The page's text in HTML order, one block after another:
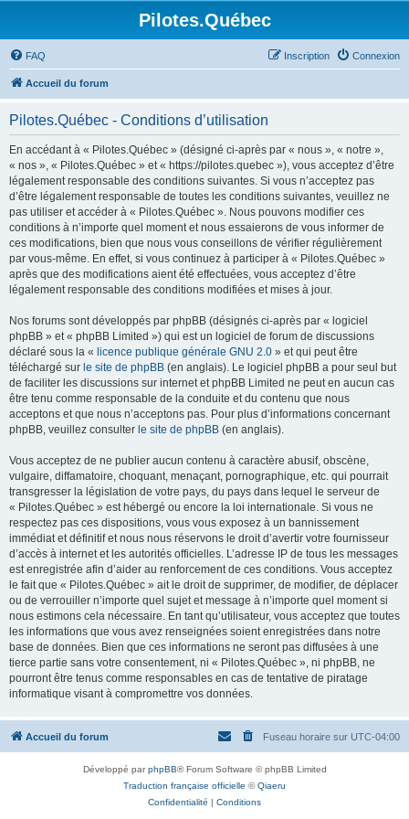
Pilotes.Québec
FAQ Connexion
Inscription
Accueil du forum
Pilotes.Québec - Conditions d’utilisation
En accédant à « Pilotes.Québec » (désigné ci-après par « nous », « notre »,
« nos », « Pilotes.Québec » et « https://pilotes.quebec »), vous acceptez d’être
légalement responsable des conditions suivantes. Si vous n’acceptez pas
d’être légalement responsable de toutes les conditions suivantes, veuillez ne
pas utiliser et accéder à « Pilotes.Québec ». Nous pouvons modifier ces
conditions à n’importe quel moment et nous essaierons de vous informer de
ces modifications, bien que nous vous conseillons de vérifier régulièrement
par vous-même. En effet, si vous continuez à participer à « Pilotes.Québec »
après que des modifications aient été effectuées, vous acceptez d’être
légalement responsable des conditions modifiées et mises à jour.
Nos forums sont développés par phpBB (désignés ci-après par « logiciel
phpBB » et « phpBB Limited ») qui est un logiciel de forum de discussions
déclaré sous la « licence publique générale GNU 2.0 » et qui peut être
téléchargé sur le site de phpBB (en anglais). Le logiciel phpBB a pour seul but
de faciliter les discussions sur internet et phpBB Limited ne peut en aucun cas
être tenu comme responsable de la conduite et du contenu que nous
acceptons et que nous n’acceptons pas. Pour plus d’informations concernant
phpBB, veuillez consulter le site de phpBB (en anglais).
Vous acceptez de ne publier aucun contenu à caractère abusif, obscène,
vulgaire, diffamatoire, choquant, menaçant, pornographique, etc. qui pourrait
transgresser la législation de votre pays, du pays dans lequel le serveur de
« Pilotes.Québec » est hébergé ou encore la loi internationale. Si vous ne
respectez pas ces dispositions, vous vous exposez à un bannissement
immédiat et définitif et nous nous réservons le droit d’avertir votre fournisseur
d’accès à internet et les autorités officielles. L’adresse IP de tous les messages
est enregistrée afin d’aider au renforcement de ces conditions. Vous acceptez
le fait que « Pilotes.Québec » ait le droit de supprimer, de modifier, de déplacer
ou de verrouiller n’importe quel sujet et message à n’importe quel moment si
nous estimons cela nécessaire. En tant qu’utilisateur, vous acceptez que toutes
les informations que vous avez renseignées soient enregistrées dans notre
base de données. Bien que ces informations ne seront pas diffusées à une
tierce partie sans votre consentement, ni « Pilotes.Québec », ni phpBB, ne
pourront être tenus comme responsables en cas de tentative de piratage
informatique visant à compromettre vos données.
Accueil du forum Fuseau horaire sur UTC-04:00
Développé parphpBB® Forum Software © phpBB Limited
Traduction française officielle ©Qiaeru
Confidentialité | Conditions